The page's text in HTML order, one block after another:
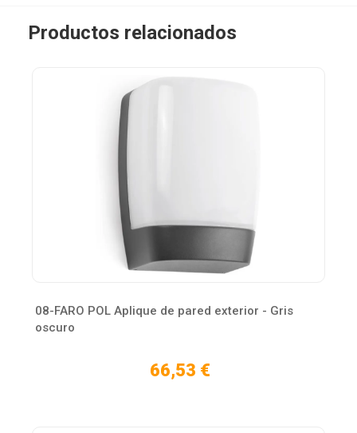
Productos relacionados
08-FARO POL Aplique de pared exterior - Gris
oscuro
66,53 €